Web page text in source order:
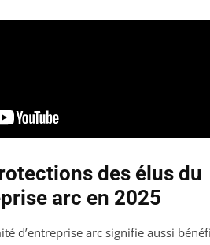
des élus du
arc en 2025
d’entreprise arc signifie aussi